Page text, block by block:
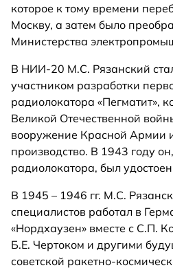
которое к тому времени
Москву, а затем было
Министерства
В НИИ-20 М.С. Рязанский
участником разработки
радиолокатора «Пегматит»,
Великой Отечественной
вооружение Красной Армии
производство. В 1943 году
радиолокатора, был
В 1945 – 1946 гг. М.С.
специалистов работал в
«Нордхаузен» вместе с С.П.
Б.Е. Чертоком и другими
советской ракетно-